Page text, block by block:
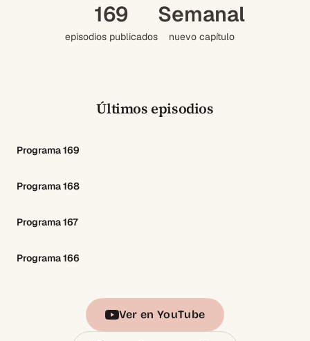
169
episodios publicados
Semanal
nuevo capítulo
Últimos episodios
Programa 169
Programa 168
Programa 167
Programa 166
Ver en YouTube